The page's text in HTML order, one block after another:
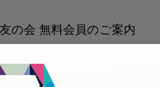
の会 無料会員のご案内
ライフデザインをもっと便利にご利用い